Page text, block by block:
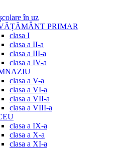
în uz
PRIMAR
clasa I
clasa a II-a
clasa a III-a
clasa a IV-a
clasa a V-a
clasa a VI-a
clasa a VII-a
clasa a VIII-a
clasa a IX-a
clasa a X-a
clasa a XI-a